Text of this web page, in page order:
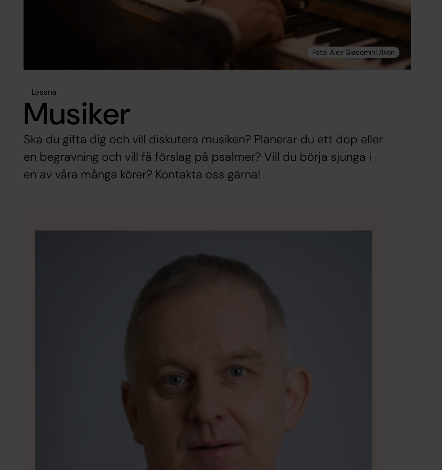
Lyssna
Musiker
Ska du gifta dig och vill diskutera musiken? Planerar du ett dop eller
en begravning och vill få förslag på psalmer? Vill du börja sjunga i
en av våra många körer? Kontakta oss gärna!